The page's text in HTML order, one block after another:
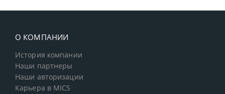
О КОМПАНИИ
История компании
Наши партнеры
Наши авторизации
Карьера в MICS